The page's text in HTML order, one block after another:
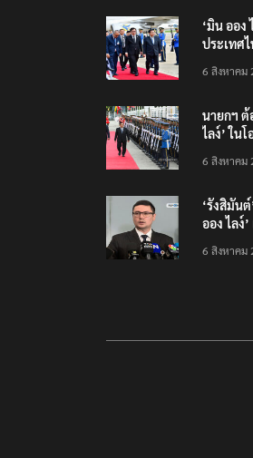
‘มิน ออง
ประเทศ
6 สิงหาคม
นายกฯ ต้
ไลง์’ ใน
6 สิงหาคม
‘รังสิมัน
ออง ไลง์
ไปก็ไลฟ์
6 สิงหาคม